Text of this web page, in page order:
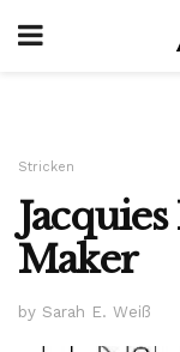
Stricken
Maker
by Sarah E. Weiß